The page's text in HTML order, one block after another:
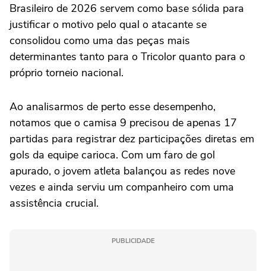
Brasileiro de 2026 servem como base sólida para
justificar o motivo pelo qual o atacante se
consolidou como uma das peças mais
determinantes tanto para o Tricolor quanto para o
próprio torneio nacional.
Ao analisarmos de perto esse desempenho,
notamos que o camisa 9 precisou de apenas 17
partidas para registrar dez participações diretas em
gols da equipe carioca. Com um faro de gol
apurado, o jovem atleta balançou as redes nove
vezes e ainda serviu um companheiro com uma
assistência crucial.
PUBLICIDADE